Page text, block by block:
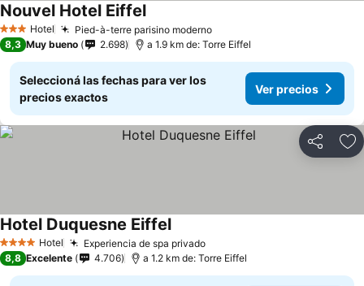
3 Estrellas
Hotel Pied-à-terre parisino modernoVer precios
Nouvel Hotel EiffelVer precios
8,3 Muy bueno 2.698 a 1.9 km de: Torre Eiffel
Seleccioná las fechas para ver los
precios exactos
Ver precios
Compartir
4 EstrellasHotel Experiencia de spa privadoVer precios
Hotel Duquesne EiffelVer precios
8,8 Excelente 4.706 a 1.2 km de: Torre Eiffel